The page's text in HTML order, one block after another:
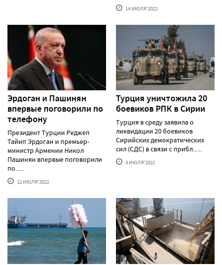
14 ИЮЛЯ'2022
Эрдоган и Пашинян
впервые поговорили по
телефону
Президент Турции Реджеп
Тайип Эрдоган и премьер-
министр Армении Никол
Пашинян впервые поговорили
по......
12 ИЮЛЯ'2022
Турция уничтожила 20
боевиков РПК в Сирии
Турция в среду заявила о
ликвидации 20 боевиков
Сирийских демократических
сил (СДС) в связи с прибл......
8 ИЮЛЯ'2022